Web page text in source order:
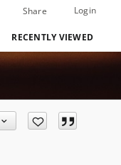
Share Login
RECENTLY VIEWED